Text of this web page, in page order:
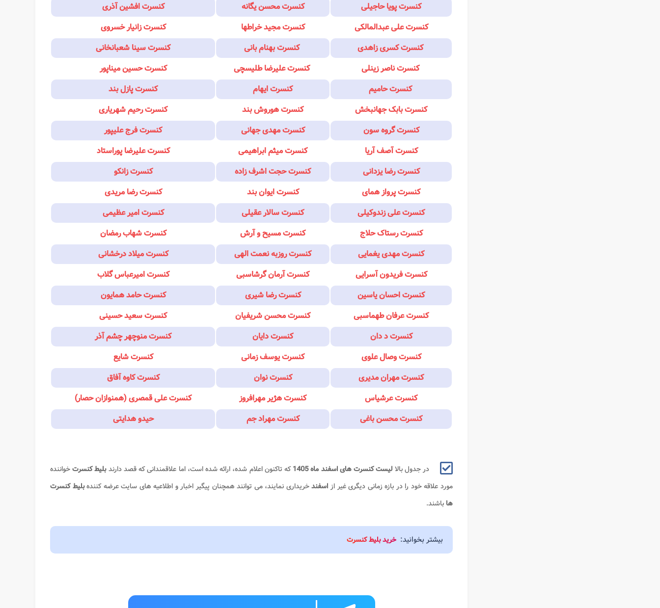
کنسرت پویا حاجیلی
کنسرت محسن یگانه
کنسرت افشین آذری
کنسرت علی عبدالمالکی
کنسرت مجید خراطها
کنسرت زانیار خسروی
کنسرت کسری زاهدی
کنسرت بهنام بانی
کنسرت سینا شعبانخانی
کنسرت ناصر زینلی
کنسرت علیرضا طلیسچی
کنسرت حسین میناپور
کنسرت حامیم
کنسرت ایهام
کنسرت پازل بند
کنسرت بابک جهانبخش
کنسرت هوروش بند
کنسرت رحیم شهریاری
کنسرت گروه سون
کنسرت مهدی جهانی
کنسرت فرج علیپور
کنسرت آصف آریا
کنسرت میثم ابراهیمی
کنسرت علیرضا پوراستاد
کنسرت رضا یزدانی
کنسرت حجت اشرف زاده
کنسرت زانکو
کنسرت پرواز همای
کنسرت ایوان بند
کنسرت رضا مریدی
کنسرت علی زندوکیلی
کنسرت سالار عقیلی
کنسرت امیر عظیمی
کنسرت رستاک حلاج
کنسرت مسیح و آرش
کنسرت شهاب رمضان
کنسرت مهدی یغمایی
کنسرت روزبه نعمت الهی
کنسرت میلاد درخشانی
کنسرت فریدون آسرایی
کنسرت آرمان گرشاسبی
کنسرت امیرعباس گلاب
کنسرت احسان یاسین
کنسرت رضا شیری
کنسرت حامد همایون
کنسرت عرفان طهماسبی
کنسرت محسن شریفیان
کنسرت سعید حسینی
کنسرت د دان
کنسرت دایان
کنسرت منوچهر چشم آذر
کنسرت وصال علوی
کنسرت یوسف زمانی
کنسرت شایع
کنسرت مهران مدیری
کنسرت نوان
کنسرت کاوه آفاق
کنسرت عرشیاس
کنسرت هژیر مهرافروز
کنسرت علی قمصری (همنوازان حصار)
کنسرت محسن باغی
کنسرت مهراد جم حیدو هدایتی
در جدول بالا لیست کنسرت های اسفند ماه 1405 که تاکنون اعلام شده، ارائه شده است، اما علاقمندانی که قصد دارند بلیط کنسرتخواننده
مورد علاقه خود را در بازه زمانی دیگری غیر از اسفندخریداری نمایند، می توانند همچنان پیگیر اخبار و اطلاعیه های سایت عرضه کنندهبلیط کنسرت
ها باشند.
بیشتر بخوانید: خرید بلیط کنسرت